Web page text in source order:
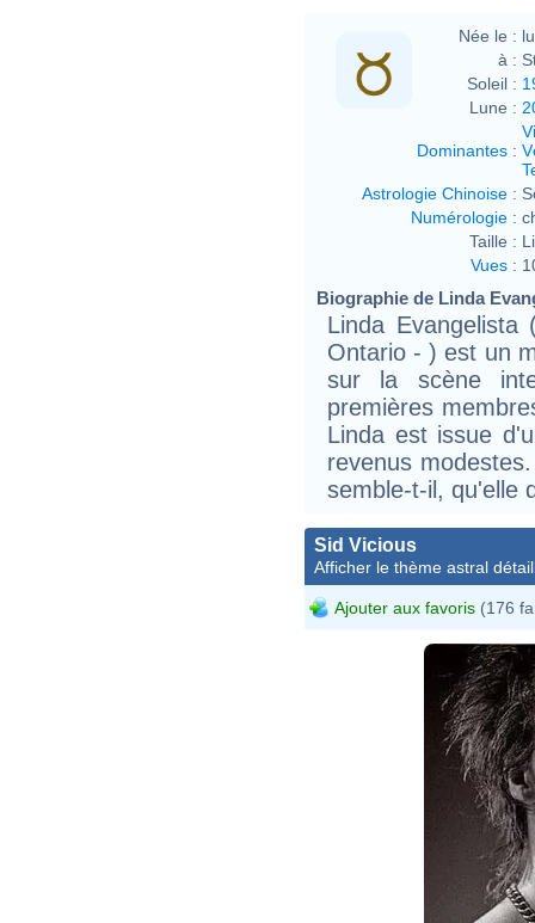
Née le :
à :
Soleil :
Lune :
Dominantes :
Astrologie Chinoise :
Numérologie :
Taille :
Vues :
Biographie de Linda
Linda Evangelista
Ontario - ) est un
sur la scène
premières
Linda est issue
revenus
semble-t-il, qu'elle
Sid Vicious
Afficher le thème astral
Ajouter aux favoris (176